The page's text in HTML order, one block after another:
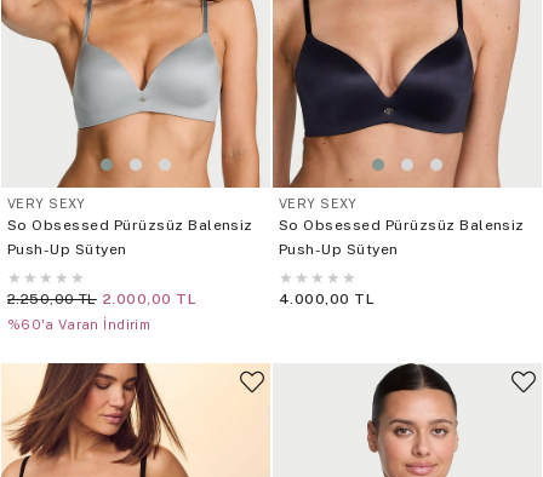
VERY SEXY
So Obsessed Pürüzsüz Balensiz
Push-Up Sütyen
★ ★ ★ ★ ★
2.250,00 TL 2.000,00 TL
%60'a Varan İndirim
VERY SEXY
So Obsessed Pürüzsüz Balensiz
Push-Up Sütyen
★ ★ ★ ★ ★
4.000,00 TL